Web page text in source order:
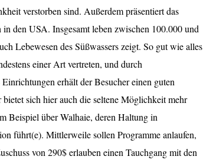
verstorben sind. Außerdem präsentiert das
den USA. Insgesamt leben zwischen 100.000 und
Lebewesen des Süßwassers zeigt. So gut wie alles
einer Art vertreten, und durch
erhält der Besucher einen guten
sich hier auch die seltene Möglichkeit mehr
Beispiel über Walhaie, deren Haltung in
führt(e). Mittlerweile sollen Programme anlaufen,
von 290$ erlauben einen Tauchgang mit den